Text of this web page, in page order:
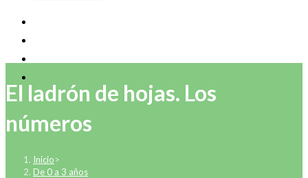
El ladrón de hojas. Los
números
Inicio>
De 0 a 3 años